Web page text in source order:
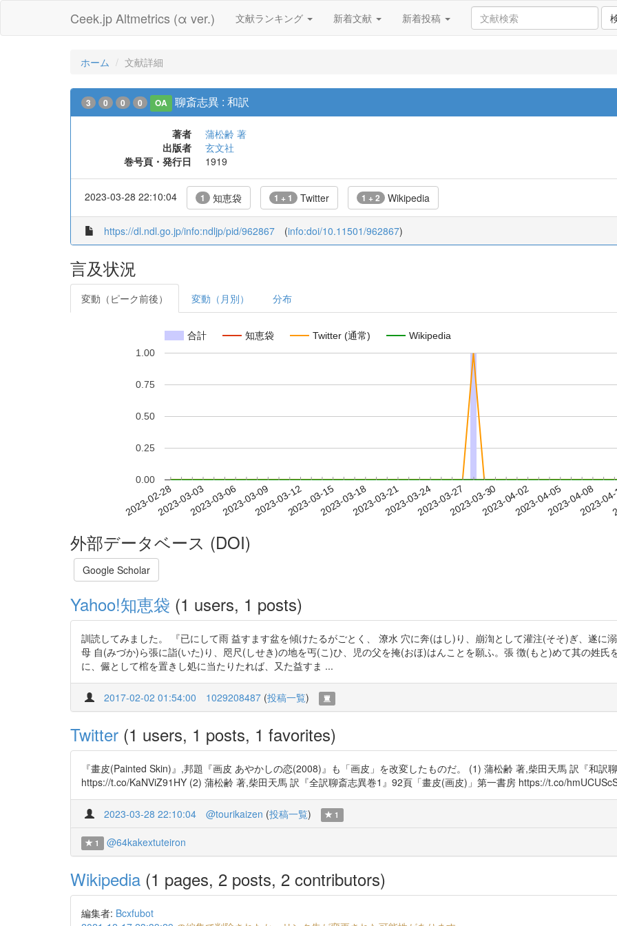
Ceek.jp Altmetrics (α ver.) 文献ランキング 新着文献 新着投稿
ホーム 文献詳細
3 0 0 0 OA 聊斎志異 : 和訳
著者
蒲松齢 著
出版者
玄文社
巻号頁・発行日
1919
2023-03-28 22:10:04 1 知恵袋 1 + 1 Twitter 1 + 2 Wikipedia
https://dl.ndl.go.jp/info:ndljp/pid/962867 (info:doi/10.11501/962867)
言及状況
変動（ピーク前後） 変動（月別） 分布
合計 知恵袋 Twitter (通常) Wikipedia
2023-02-282023-03-032023-03-062023-03-092023-03-122023-03-152023-03-182023-03-212023-03-242023-03-272023-03-302023-04-022023-04-052023-04-08
2023-
0.00
0.25
0.50
0.75
1.00
外部データベース (DOI)
Google Scholar
Yahoo!知恵袋 (1 users, 1 posts)
訓読してみました。 『已にして雨 益すます盆を傾けたるがごとく、 潦水 穴に奔(はし)り、崩渹として灌注(そそ)ぎ、遂に
母 自(みづか)ら張に詣(いた)り、咫尺(しせき)の地を丐(こ)ひ、児の父を掩(おほ)はんことを願ふ。張 徴(もと)めて其の姓氏
に、儼として棺を置きし処に当たりたれば、又た益すま ...
2017-02-02 01:54:00 1029208487 (投稿一覧)
Twitter (1 users, 1 posts, 1 favorites)
『畫皮(Painted Skin)』,邦題『画皮 あやかしの恋(2008)』も「画皮」を改変したものだ。 (1) 蒲松齢 著,柴田天馬 訳『和訳
https://t.co/KaNViZ91HY (2) 蒲松齢 著,柴田天馬 訳『全訳聊斎志異巻1』92頁「畫皮(画皮)」第一書房 https://t.co/
2023-03-28 22:10:04 @tourikaizen (投稿一覧) 1
1 @64kakextuteiron
Wikipedia (1 pages, 2 posts, 2 contributors)
編集者: Bcxfubot